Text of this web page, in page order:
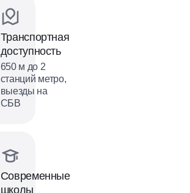
Транспортная
доступность
650 м до 2
станций метро,
выезды на
СБВ
Современные
школы